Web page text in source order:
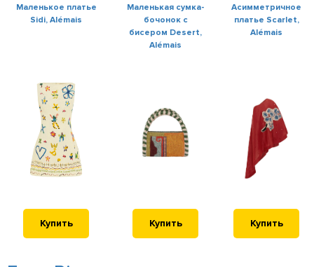
Маленькое платье
Sidi, Alémais
Маленькая сумка-
бочонок с
бисером Desert,
Alémais
Асимметричное
платье Scarlet,
Alémais
Купить Купить Купить